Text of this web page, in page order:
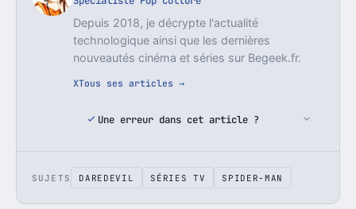
Depuis 2018, je décrypte l'actualité
technologique ainsi que les dernières
nouveautés cinéma et séries sur Begeek.fr.
XTous ses articles →
Une erreur dans cet article ?
SUJETS DAREDEVIL SÉRIES TV SPIDER-MAN